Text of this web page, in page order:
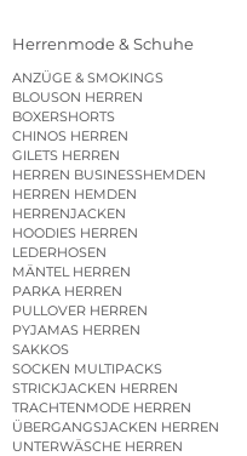
Herrenmode & Schuhe
ANZÜGE & SMOKINGS
BLOUSON HERREN
BOXERSHORTS
CHINOS HERREN
GILETS HERREN
HERREN BUSINESSHEMDEN
HERREN HEMDEN
HERRENJACKEN
HOODIES HERREN
LEDERHOSEN
MÄNTEL HERREN
PARKA HERREN
PULLOVER HERREN
PYJAMAS HERREN
SAKKOS
SOCKEN MULTIPACKS
STRICKJACKEN HERREN
TRACHTENMODE HERREN
ÜBERGANGSJACKEN HERREN
UNTERWÄSCHE HERREN